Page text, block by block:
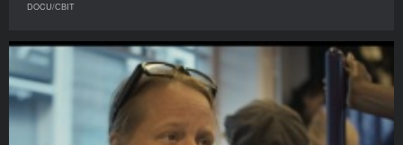
DOCU/СВІТ